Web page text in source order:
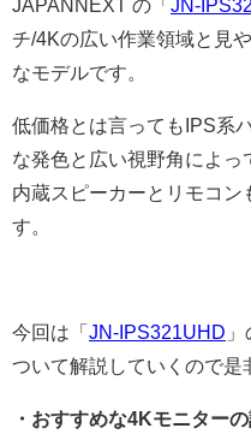
JAPANNEXT の「 JN-
チ/4Kの広い作業領域と見
なモデルです。
低価格とは言ってもIPS系
な発色と広い視野角によっ
内蔵スピーカーとリモコン
す。
今回は「 JN-IPS321UHD
ついて解説していくので是
・おすすめな4Kモニター